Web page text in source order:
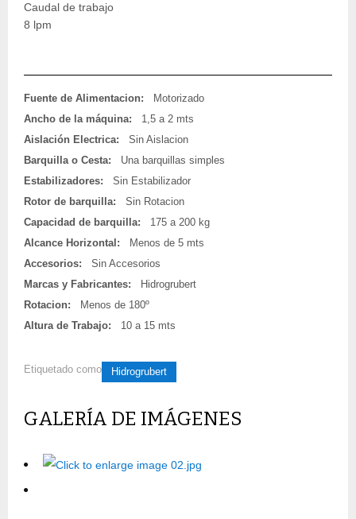
Caudal de trabajo
8 lpm
Fuente de Alimentacion:
Motorizado
Ancho de la máquina:
1,5 a 2 mts
Aislación Electrica:
Sin Aislacion
Barquilla o Cesta:
Una barquillas simples
Estabilizadores:
Sin Estabilizador
Rotor de barquilla:
Sin Rotacion
Capacidad de barquilla:
175 a 200 kg
Alcance Horizontal:
Menos de 5 mts
Accesorios:
Sin Accesorios
Marcas y Fabricantes:
Hidrogrubert
Rotacion:
Menos de 180º
Altura de Trabajo:
10 a 15 mts
Etiquetado como Hidrogrubert
GALERÍA DE IMÁGENES